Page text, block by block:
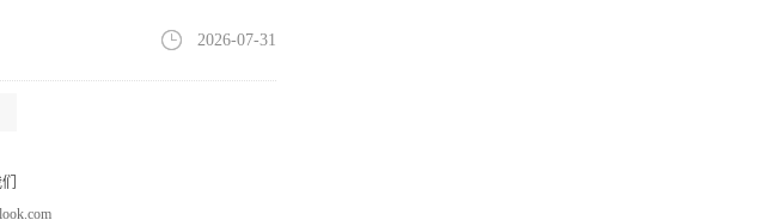
2026-07-31
能
会。官方介绍，该系列主打满血性